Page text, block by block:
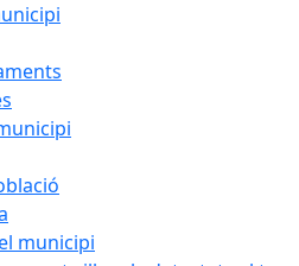
municipi